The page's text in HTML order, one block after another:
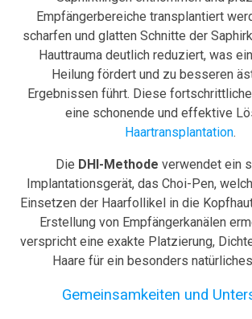
Empfängerbereiche transplantiert
scharfen und glatten Schnitte der
Hauttrauma deutlich reduziert, was
Heilung fördert und zu besseren
Ergebnissen führt. Diese
eine schonende und effektive
Haartransplantation.
Die DHI-Methode verwendet ein
Implantationsgerät, das Choi-Pen,
Einsetzen der Haarfollikel in die
Erstellung von Empfängerkanälen
verspricht eine exakte Platzierung,
Haare für ein besonders
Gemeinsamkeiten und